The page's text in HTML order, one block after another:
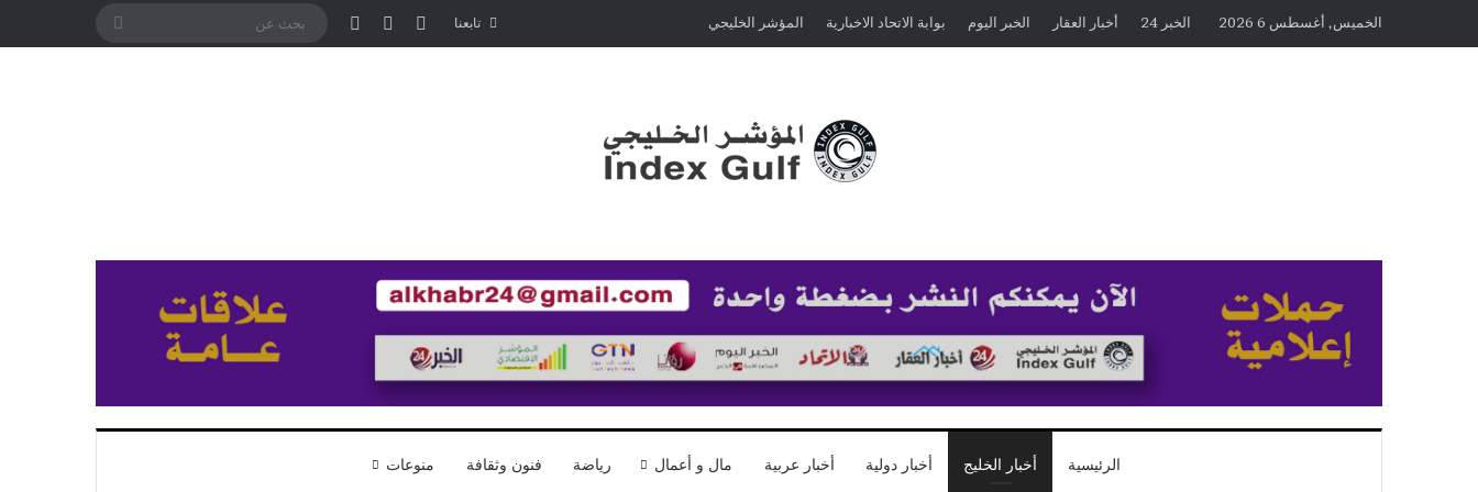
الخميس, أغسطس 6 2026 الخبر 24 أخبار العقار الخبر اليوم بوابة الاتحاد الاخبارية المؤشر الخليجي تابعنا تسجيل الدخول
مقال عشوائي
إضافة عمود جانبي
الرئيسية أخبار الخليج أخبار دولية أخبار عربية مال و أعمال رياضة فنون وثقافة منوعات